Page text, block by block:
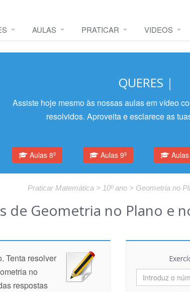
AULAS PRATICAR VIDEOS
QUERES A|
Assiste hoje mesmo às nossas aulas em vídeo
resolvidos. Aproveita e esclarece as
Aulas 8º Aulas 9º Aulas
Praticar Matemática > 10º ano > Geometria no
de Geometria no Plano e
Tenta resolver
no
respostas